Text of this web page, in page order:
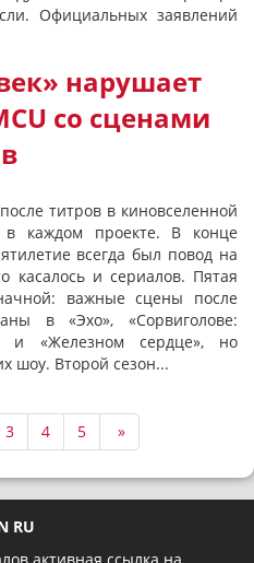
Официальных заявлений
нарушает
со сценами
титров в киновселенной
каждом проекте. В конце
всегда был повод на
касалось и сериалов. Пятая
важные сцены после
в «Эхо», «Сорвиголове:
и «Железном сердце», но
шоу. Второй сезон...
3 4 5 »
RU